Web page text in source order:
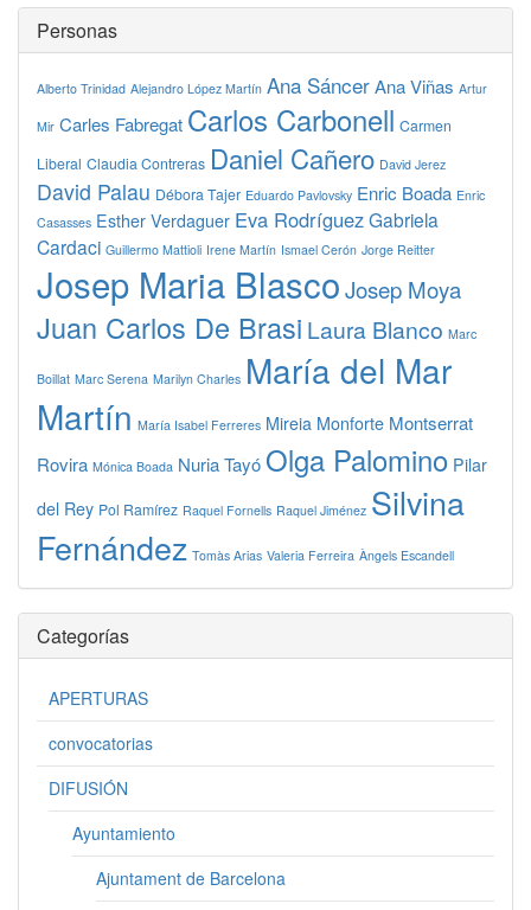
Personas
Alberto Trinidad Alejandro López Martín Ana SáncerAna Viñas Artur
Mir Carles Fabregat Carlos Carbonell Carmen
Liberal Claudia Contreras Daniel Cañero David Jerez
David Palau Débora Tajer Eduardo Pavlovsky Enric Boada Enric
Casasses Esther Verdaguer Eva RodríguezGabriela
Cardaci Guillermo Mattioli Irene Martín Ismael Cerón Jorge Reitter
Josep Maria BlascoJosep Moya
Juan Carlos De Brasi Laura Blanco Marc
Boillat Marc Serena Marilyn Charles María del Mar
Martín María Isabel Ferreres Mireia Monforte Montserrat
Rovira Mónica Boada Nuria Tayó Olga Palomino Pilar
del Rey Pol Ramírez Raquel Fornells Raquel Jiménez Silvina
Fernández Tomàs Arias Valeria Ferreira Àngels Escandell
Categorías
APERTURAS
convocatorias
DIFUSIÓN
Ayuntamiento
Ajuntament de Barcelona